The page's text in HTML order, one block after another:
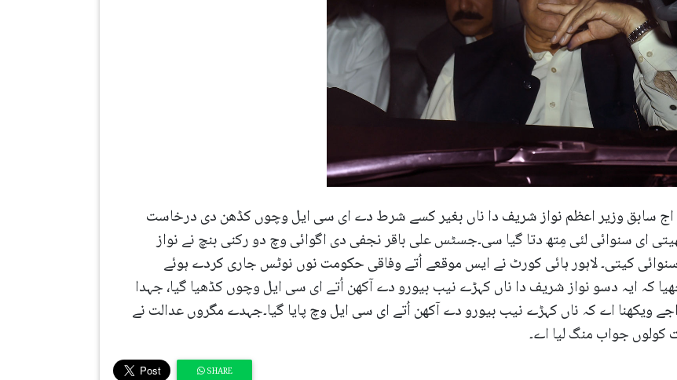
اج سابق وزیر اعظم نواز شریف دا ناں بغیر کسے شرط دے ای سی ایل وچوں کڈھن دی درخاست
ای سنوائی لئی مِتھ دتا گیا سی۔جسٹس علی باقر نجفی دی اگوائی وچ دو رکنی بنچ نے نواز
کیتی۔ لاہور ہائی کورٹ نے ایس موقعے اُتے وفاقی حکومت نوں نوٹس جاری کردے ہوئے
کہ ایہ دسو نواز شریف دا ناں کہڑے نیب بیورو دے آکھن اُتے ای سی ایل وچوں کڈھیا گیا، جہدا
ویکھنا اے کہ ناں کہڑے نیب بیورو دے آکھن اُتے ای سی ایل وچ پایا گیا۔جہدے مگروں عدالت نے
کولوں جواب منگ لیا اے۔
SHARE